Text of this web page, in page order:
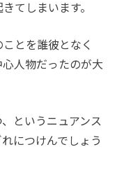
てしまいます。
とを誰彼となく
心人物だったのが大
というニュアンス
につけんでしょう